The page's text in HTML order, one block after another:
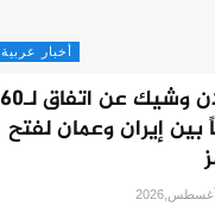
أخبار عربية
إعلان وشيك عن اتفاق لـ60
بين إيران وعمان لفتح